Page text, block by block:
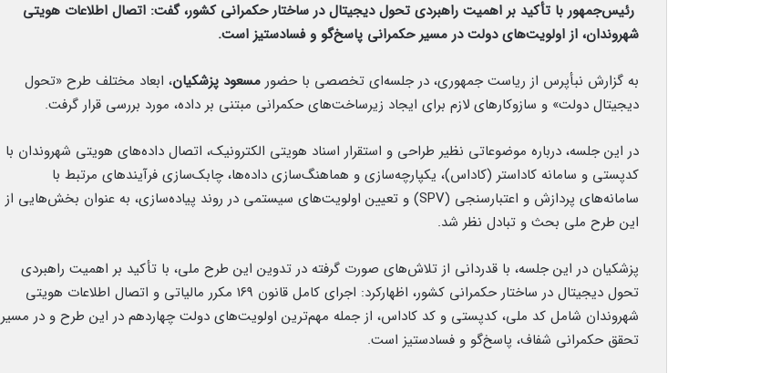
رئیس‌جمهور با تأکید بر اهمیت راهبردی تحول دیجیتال در ساختار حکمرانی کشور، گفت: اتصال اطلاعات هویتی
شهروندان، از اولویت‌های دولت در مسیر حکمرانی پاسخ‌گو و فسادستیز است.
به گزارش نبأپرس از ریاست جمهوری، در جلسه‌ای تخصصی با حضور مسعود پزشکیان، ابعاد مختلف طرح «تحول
دیجیتال دولت» و سازوکارهای لازم برای ایجاد زیرساخت‌های حکمرانی مبتنی بر داده، مورد بررسی قرار گرفت.
در این جلسه، درباره موضوعاتی نظیر طراحی و استقرار اسناد هویتی الکترونیک، اتصال داده‌های هویتی شهروندان با
کدپستی و سامانه کاداستر (کاداس)، یکپارچه‌سازی و هماهنگ‌سازی داده‌ها، چابک‌سازی فرآیندهای مرتبط با
سامانه‌های پردازش و اعتبارسنجی (SPV) و تعیین اولویت‌های سیستمی در روند پیاده‌سازی، به عنوان بخش‌هایی از
این طرح ملی بحث و تبادل نظر شد.
پزشکیان در این جلسه، با قدردانی از تلاش‌های صورت گرفته در تدوین این طرح ملی، با تأکید بر اهمیت راهبردی
تحول دیجیتال در ساختار حکمرانی کشور، اظهارکرد: اجرای کامل قانون ۱۶۹ مکرر مالیاتی و اتصال اطلاعات هویتی
شهروندان شامل کد ملی، کدپستی و کد کاداس، از جمله مهم‌ترین اولویت‌های دولت چهاردهم در این طرح و در مسیر
تحقق حکمرانی شفاف، پاسخ‌گو و فسادستیز است.